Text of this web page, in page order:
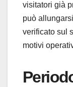
visitatori già
può
verificato sul
motivi